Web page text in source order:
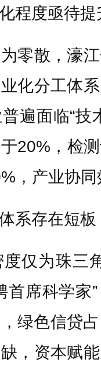
度亟待提
散，濠江
化分工体
遍面临“技
20%，检
，产业协
存在短板
为珠三
首席科学家
绿色信贷
，资本赋